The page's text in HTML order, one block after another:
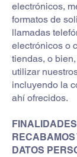
electrónicos,
formatos de
llamadas
electrónicos o
tiendas, o
utilizar
incluyendo la
ahí ofrecidos.
RECABAMOS
DATOS